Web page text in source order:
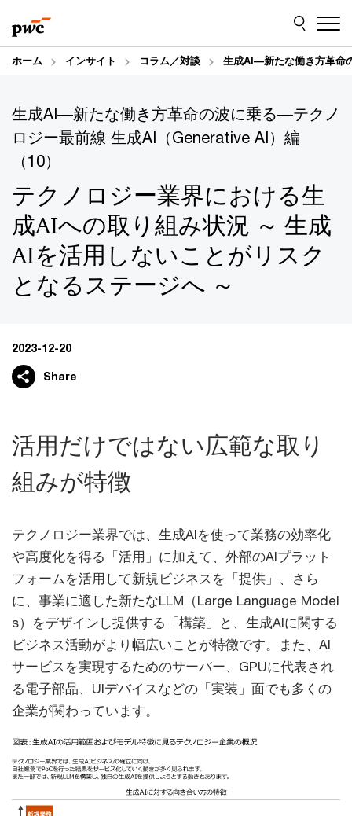
to
content
to
footer
ホーム インサイト コラム／対談 生成AI―新たな働き方革命
生成AI―新たな働き方革命の波に乗る―テクノ
ロジー最前線 生成AI（Generative AI）編
（10）
テクノロジー業界における生
成AIへの取り組み状況 ～ 生成
AIを活用しないことがリスク
となるステージへ ～
2023-12-20
Share
活用だけではない広範な取り
組みが特徴
テクノロジー業界では、生成AIを使って業務の効率化
や高度化を得る「活用」に加えて、外部のAIプラット
フォームを活用して新規ビジネスを「提供」、さら
に、事業に適した新たなLLM（Large Language Model
s）をデザインし提供する「構築」と、生成AIに関する
ビジネス活動がより幅広いことが特徴です。また、AI
サービスを実現するためのサーバー、GPUに代表され
る電子部品、UIデバイスなどの「実装」面でも多くの
企業が関わっています。